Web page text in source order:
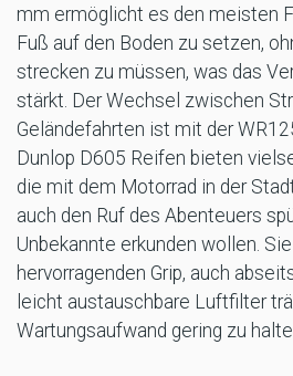
mm ermöglicht es den meisten
Fuß auf den Boden zu setzen,
strecken zu müssen, was das
stärkt. Der Wechsel zwischen
Geländefahrten ist mit der
Dunlop D605 Reifen bieten
die mit dem Motorrad in der
auch den Ruf des Abenteuers
Unbekannte erkunden wollen.
hervorragenden Grip, auch
leicht austauschbare Luftfilter
Wartungsaufwand gering zu